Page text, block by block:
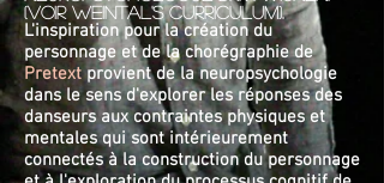
(Voir Weintal's curriculum).
L'inspiration pour la création du
personnage et de la chorégraphie de
Pretext provient de la neuropsychologie
dans le sens d'explorer les réponses des
danseurs aux contraintes physiques et
mentales qui sont intérieurement
connectés à la construction du personnage